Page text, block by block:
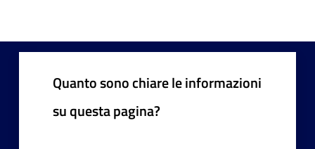
Quanto sono chiare le informazioni
su questa pagina?